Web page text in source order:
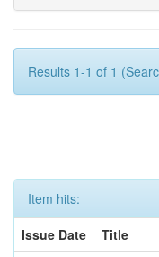
Results 1-1 of 1
Item hits:
Issue Date
Title